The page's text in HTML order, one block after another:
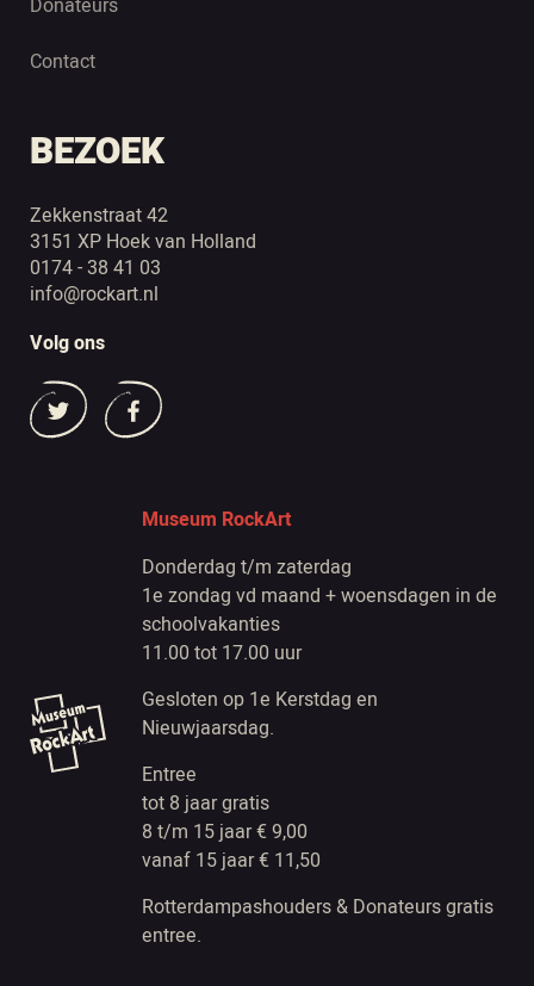
Donateurs
Contact
BEZOEK
Zekkenstraat 42
3151 XP Hoek van Holland
0174 - 38 41 03
info@rockart.nl
Volg ons
Museum RockArt
Donderdag t/m zaterdag
1e zondag vd maand + woensdagen in de
schoolvakanties
11.00 tot 17.00 uur
Gesloten op 1e Kerstdag en
Nieuwjaarsdag.
Entree
tot 8 jaar gratis
8 t/m 15 jaar € 9,00
vanaf 15 jaar € 11,50
Rotterdampashouders & Donateurs gratis
entree.